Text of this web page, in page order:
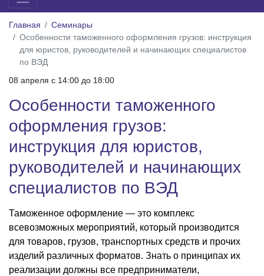
Главная
Семинары
Особенности таможенного оформления грузов: инструкция
для юристов, руководителей и начинающих специалистов
по ВЭД
08 апреля c 14:00 до 18:00
Особенности таможенного
оформления грузов:
инструкция для юристов,
руководителей и начинающих
специалистов по ВЭД
Таможенное оформление — это комплекс
всевозможных мероприятий, который производится
для товаров, грузов, транспортных средств и прочих
изделий различных форматов. Знать о принципах их
реализации должны все предприниматели,